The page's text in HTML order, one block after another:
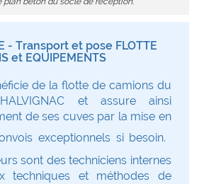
- Transport et pose FLOTTE
et EQUIPEMENTS
de la flotte de camions du
et assure ainsi
de ses cuves par la mise en
exceptionnels si besoin.
sont des techniciens internes
techniques et méthodes de